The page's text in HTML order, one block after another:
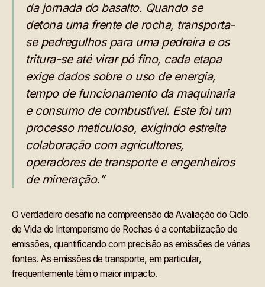
da jornada do basalto. Quando se
detona uma frente de rocha, transporta-
se pedregulhos para uma pedreira e os
tritura-se até virar pó fino, cada etapa
exige dados sobre o uso de energia,
tempo de funcionamento da maquinaria
e consumo de combustível. Este foi um
processo meticuloso, exigindo estreita
colaboração com agricultores,
operadores de transporte e engenheiros
de mineração.”
O verdadeiro desafio na compreensão da Avaliação do Ciclo
de Vida do Intemperismo de Rochas é a contabilização de
emissões, quantificando com precisão as emissões de várias
fontes. As emissões de transporte, em particular,
frequentemente têm o maior impacto.